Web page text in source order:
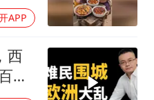
APP
西
年